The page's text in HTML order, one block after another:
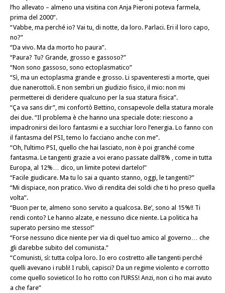
l’ho allevato – almeno una visitina con Anja Pieroni poteva farmela,
prima del 2000”.
“Vabbe, ma perché io? Vai tu, di notte, da loro. Parlaci. Eri il loro capo,
no?”
“Da vivo. Ma da morto ho paura”.
“Paura? Tu? Grande, grosso e gassoso?”
“Non sono gassoso, sono ectoplasmatico”
“Sì, ma un ectoplasma grande e grosso. Li spaventeresti a morte, quei
due nanerottoli. E non sembri un giudizio fisico, il mio: non mi
permetterei di deridere qualcuno per la sua statura fisica”.
“Ça va sans dir”, mi confortò Bettino, consapevole della statura morale
dei due. “Il problema è che hanno una speciale dote: riescono a
impadronirsi dei loro fantasmi e a succhiar loro l’energia. Lo fanno con
il fantasma del PSI, temo lo facciano anche con me”.
“Oh, l’ultimo PSI, quello che hai lasciato, non è poi granché come
fantasma. Le tangenti grazie a voi erano passate dall’8% , come in tutta
Europa, al 12%… dico, un limite potevi dartelo!”
“Facile giudicare. Ma tu lo sai a quanto stanno, oggi, le tangenti?”
“Mi dispiace, non pratico. Vivo di rendita dei soldi che ti ho preso quella
volta”.
“Buon per te, almeno sono servito a qualcosa. Be’, sono al 15%!! Ti
rendi conto? Le hanno alzate, e nessuno dice niente. La politica ha
superato persino me stesso!”
“Forse nessuno dice niente per via di quel tuo amico al governo… che
gli darebbe subito del comunista.”
“Comunisti, sì: tutta colpa loro. Io ero costretto alle tangenti perché
quelli avevano i rubli! I rubli, capisci? Da un regime violento e corrotto
come quello sovietico! Io ho rotto con l’URSS! Anzi, non ci ho mai avuto
a che fare”